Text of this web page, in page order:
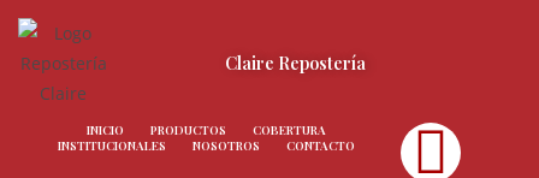
Claire Repostería
INICIO PRODUCTOS
COBERTURA
INSTITUCIONALES
NOSOTROS CONTACTO